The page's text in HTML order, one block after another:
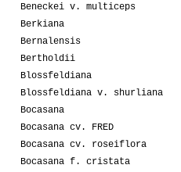
Beneckei v. multiceps
Berkiana
Bernalensis
Bertholdii
Blossfeldiana
Blossfeldiana v. shurliana
Bocasana
Bocasana cv. FRED
Bocasana cv. roseiflora
Bocasana f. cristata